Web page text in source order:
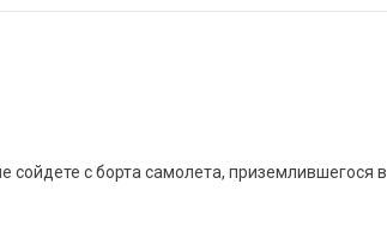
сойдете с борта самолета, приземлившегося в